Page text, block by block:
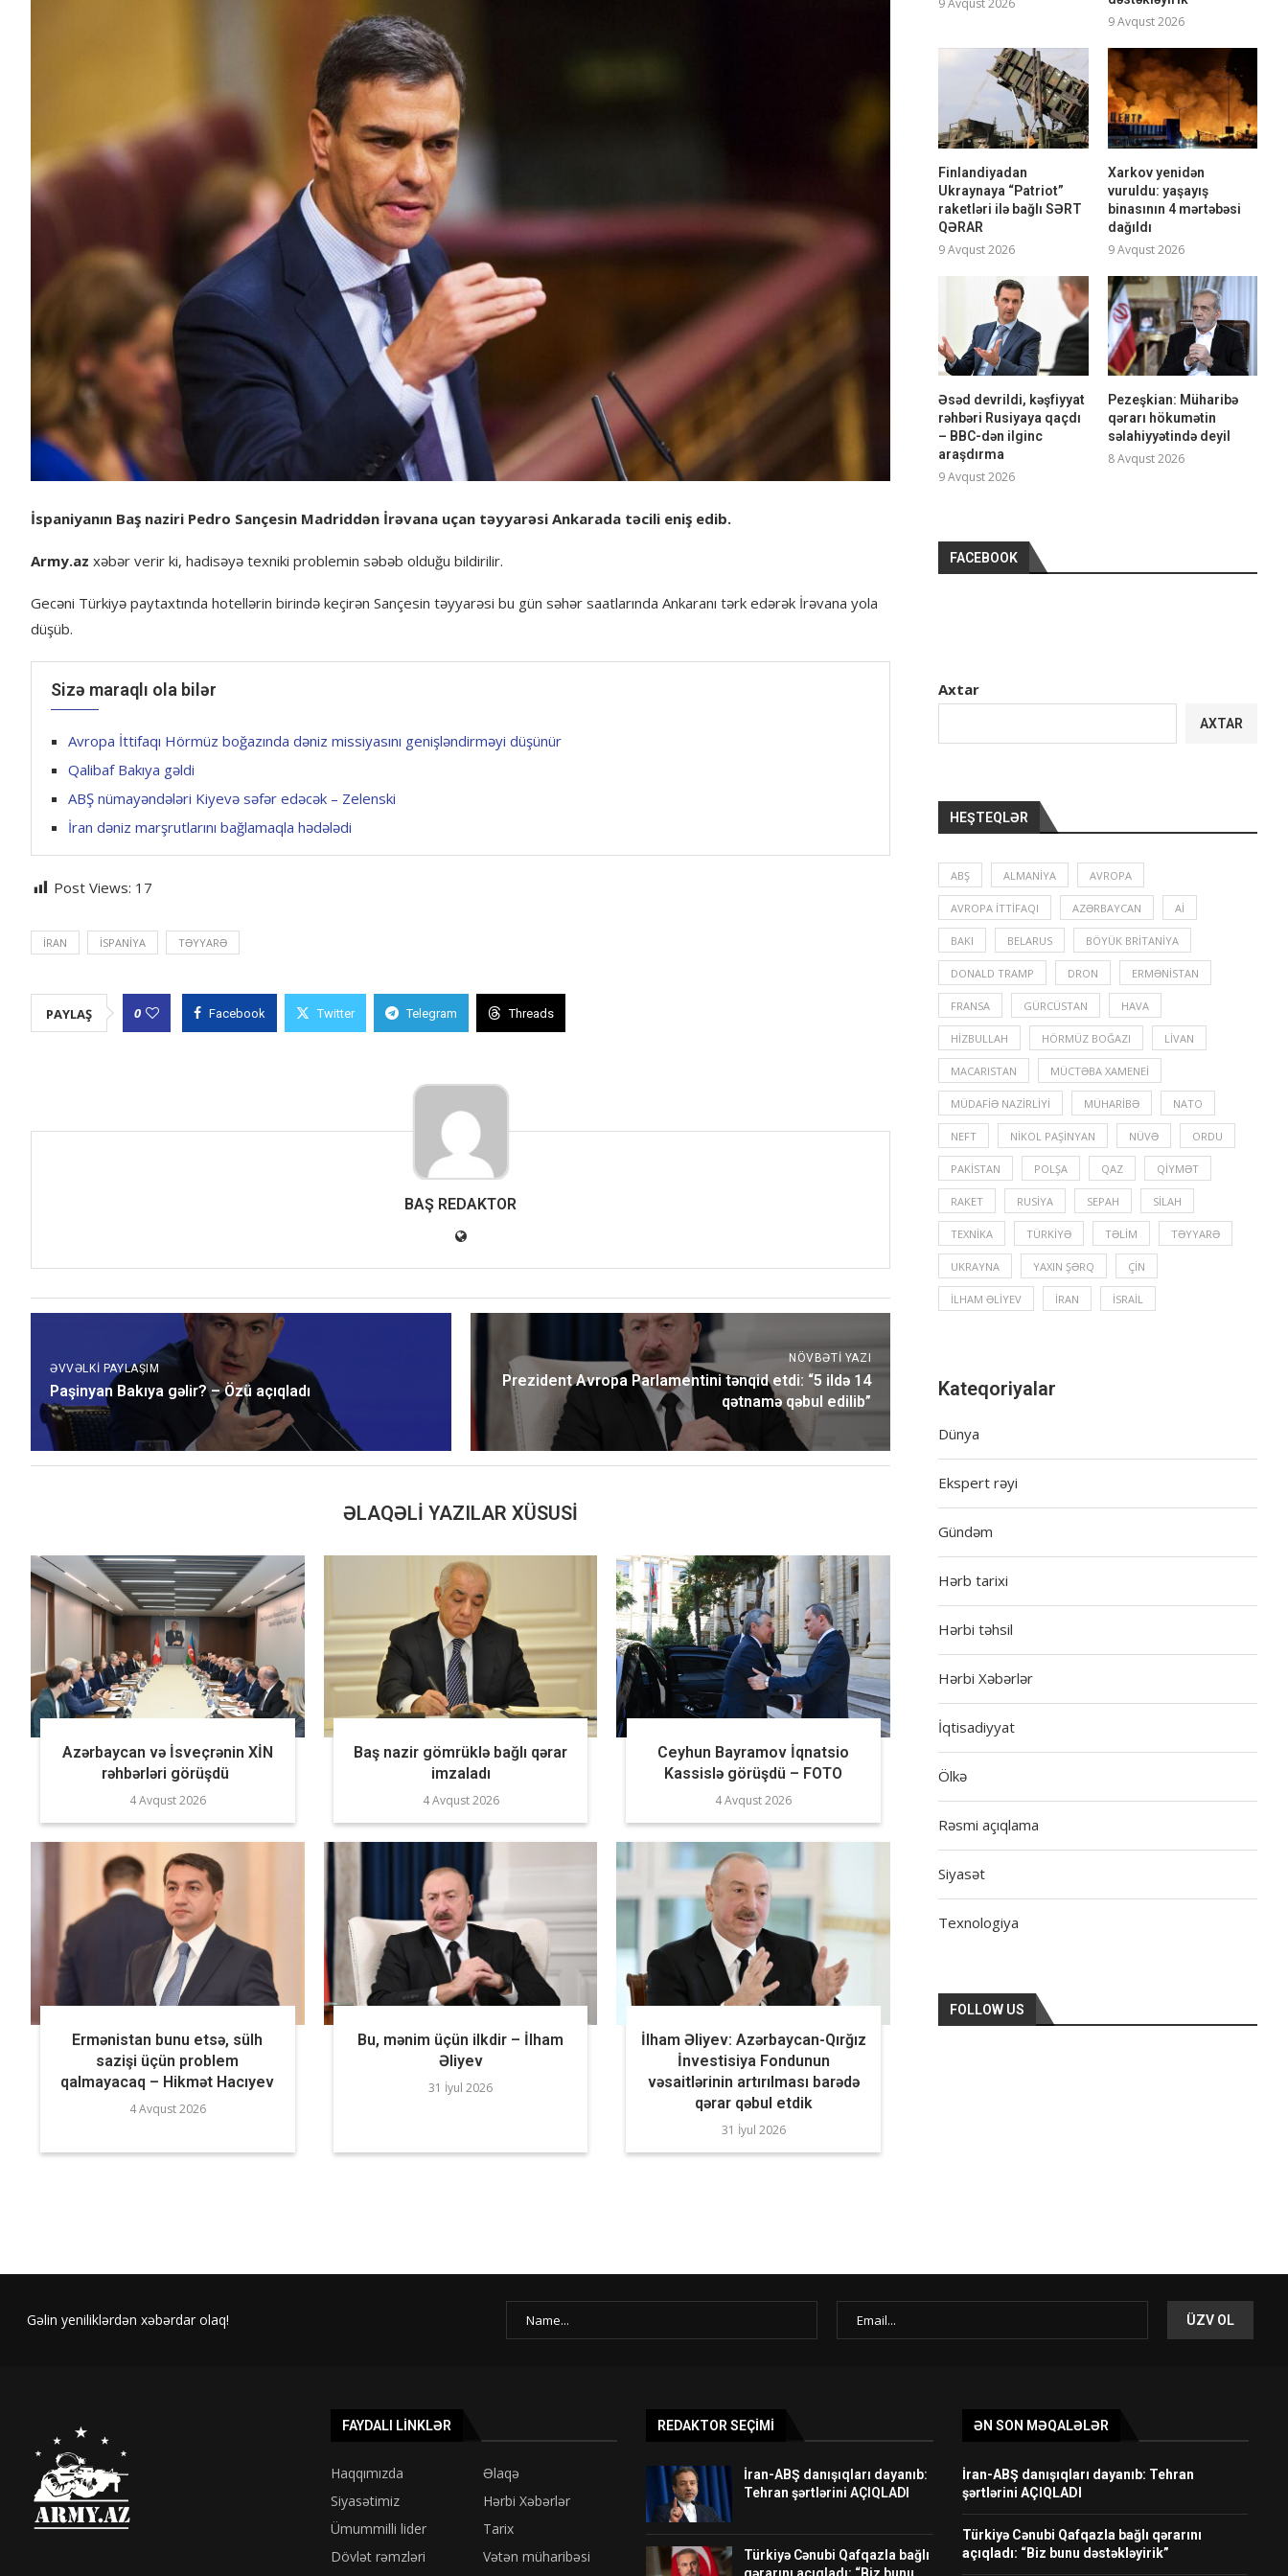
İspaniyanın Baş naziri Pedro Sançesin Madriddən İrəvana uçan təyyarəsi Ankarada təcili eniş edib.
Army.az xəbər verir ki, hadisəyə texniki problemin səbəb olduğu bildirilir.
Gecəni Türkiyə paytaxtında hotellərin birində keçirən Sançesin təyyarəsi bu gün səhər saatlarında Ankaranı tərk edərək İrəvana yola
düşüb.
Sizə maraqlı ola bilər
Avropa İttifaqı Hörmüz boğazında dəniz missiyasını genişləndirməyi düşünür
Qalibaf Bakıya gəldi
ABŞ nümayəndələri Kiyevə səfər edəcək – Zelenski
İran dəniz marşrutlarını bağlamaqla hədələdi
Post Views: 17
İRAN İSPANIYA TƏYYARƏ
PAYLAŞ 0 Facebook Twitter Telegram Threads
BAŞ REDAKTOR
ƏVVƏLKI PAYLAŞIM
Paşinyan Bakıya gəlir? – Özü açıqladı
NÖVBƏTI YAZI
Prezident Avropa Parlamentini tənqid etdi: “5 ildə 14
qətnamə qəbul edilib”
ƏLAQƏLI YAZILAR XÜSUSI
Azərbaycan və İsveçrənin XİN
rəhbərləri görüşdü
4 Avqust 2026
Baş nazir gömrüklə bağlı qərar
imzaladı
4 Avqust 2026
Ceyhun Bayramov İqnatsio
Kassislə görüşdü – FOTO
4 Avqust 2026
Ermənistan bunu etsə, sülh
sazişi üçün problem
qalmayacaq – Hikmət Hacıyev
4 Avqust 2026
Bu, mənim üçün ilkdir – İlham
Əliyev
31 İyul 2026
İlham Əliyev: Azərbaycan-Qırğız
İnvestisiya Fondunun
vəsaitlərinin artırılması barədə
qərar qəbul etdik
31 İyul 2026
9 Avqust 2026
9 Avqust 2026
Finlandiyadan
Ukraynaya “Patriot”
raketləri ilə bağlı SƏRT
QƏRAR
9 Avqust 2026
Xarkov yenidən
vuruldu: yaşayış
binasının 4 mərtəbəsi
dağıldı
9 Avqust 2026
Əsəd devrildi, kəşfiyyat
rəhbəri Rusiyaya qaçdı
– BBC-dən ilginc
araşdırma
9 Avqust 2026
Pezeşkian: Müharibə
qərarı hökumətin
səlahiyyətində deyil
8 Avqust 2026
FACEBOOK
Axtar
AXTAR
HEŞTEQLƏR
ABŞ ALMANIYA AVROPA
AVROPA İTTIFAQI AZƏRBAYCAN Aİ
BAKI BELARUS BÖYÜK BRITANIYA
DONALD TRAMP DRON ERMƏNISTAN
FRANSA GÜRCÜSTAN HAVA
HIZBULLAH HÖRMÜZ BOĞAZI LIVAN
MACARISTAN MÜCTƏBA XAMENEI
MÜDAFIƏ NAZIRLIYI MÜHARIBƏ NATO
NEFT NIKOL PAŞINYAN NÜVƏ ORDU
PAKISTAN POLŞA QAZ QIYMƏT
RAKET RUSIYA SEPAH SILAH
TEXNIKA TÜRKIYƏ TƏLIM TƏYYARƏ
UKRAYNA YAXIN ŞƏRQ ÇIN
İLHAM ƏLIYEV İRAN İSRAIL
Kateqoriyalar
Dünya
Ekspert rəyi
Gündəm
Hərb tarixi
Hərbi təhsil
Hərbi Xəbərlər
İqtisadiyyat
Ölkə
Rəsmi açıqlama
Siyasət
Texnologiya
FOLLOW US
Gəlin yeniliklərdən xəbərdar olaq!
FAYDALI LINKLƏR
Haqqımızda
Əlaqə
Siyasətimiz
Hərbi Xəbərlər
Ümummilli lider
Tarix
Dövlət rəmzləri
Vətən müharibəsi
REDAKTOR SEÇIMI
İran-ABŞ danışıqları dayanıb:
Tehran şərtlərini AÇIQLADI
Türkiyə Cənubi Qafqazla bağlı
ƏN SON MƏQALƏLƏR
İran-ABŞ danışıqları dayanıb: Tehran
şərtlərini AÇIQLADI
Türkiyə Cənubi Qafqazla bağlı qərarını
açıqladı: “Biz bunu dəstəkləyirik”